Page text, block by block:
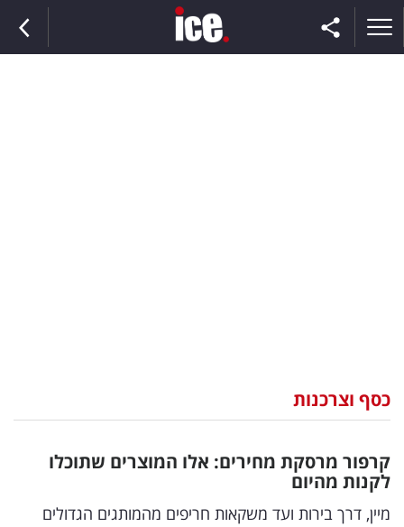
וצרכנות
דיגיטל
וטק
כסף וצרכנות
קרפור מרסקת מחירים: אלו המוצרים שתוכלו
לקנות מהיום
מיין, דרך בירות ועד משקאות חריפים מהמותגים הגדולים